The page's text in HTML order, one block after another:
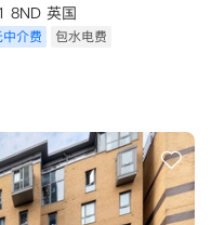
8ND 英国
中介费
包水电费